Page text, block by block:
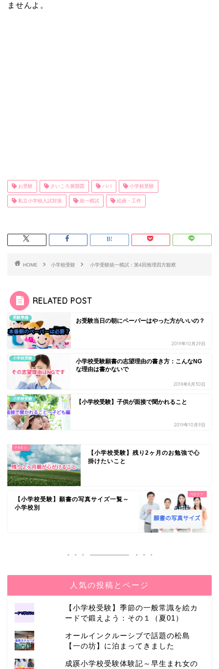
ませんよ。
お受験 さいころ展開図 パパ 小学校受験
私立小学校入試対策 統一模試 絵画・工作
HOME 小学校受験 小学受験統一模試：第4回推理四方観察
RELATED POST
受験準備 お受験当日の朝にペーパーはやった方がいいの？
2019年10月29日
小学校受験
小学校受験願書の志望理由の書き方：こんなNG
な理由は書かないで
2018年8月30日
小学校受験 【小学校受験】子供が面接で聞かれること
2019年10月9日
【小学校受験】残り2ヶ月のお勉強で心
掛けたいこと
【小学校受験】願書の写真サイズ一覧～
小学校別
人気の投稿とページ
【小学校受験】季節の一般常識を絵カ
ードで鍛えよう：その１（夏01）
オールインクルーシブで話題の松島
【一の坊】に泊まってきました
成蹊小学校受験体験記～早生まれ女の